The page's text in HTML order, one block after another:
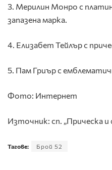
3. Мерилин Монро с
запазена марка.
4. Елизабет Тейлър с
5. Пам Гриър с
Фото: Интернет
Източник: сп. „Прическа и
Тагове: Брой 52